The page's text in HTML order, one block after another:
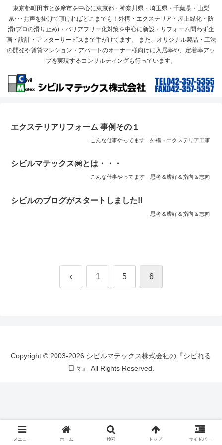
東京都町田市と多摩市を中心に東京都・神奈川県・埼玉県・千葉県・山梨
県･･･お声を掛けて頂ければどこまでも！外構・エクステリア・屋上緑化・防
滑(プロの滑り止め)・バリアフリー化対策を中心に新設・リフォーム問わず企
画・設計・アフターサービスまで手がけてます。 また、オリジナル製品・工法
の開発や賃貸マンション・アパートのオーナー様向けに入居率や、定着率アッ
プを実現するコンサルティングも行っています。
エクステリアリフォーム 事例その１
こんな仕事やってます 外構・エクステリア工事
シビルマテックス㈱とは・・・
こんな仕事やってます 思考＆嗜好＆指向＆志向
シビルのブログがスタートしました!!
思考＆嗜好＆指向＆志向
前 1 5 6
Copyright © 2003-2026 シビルマテックス株式会社の『シビれる
日々』 All Rights Reserved.
メニュー ホーム 検索 トップ サイドバー